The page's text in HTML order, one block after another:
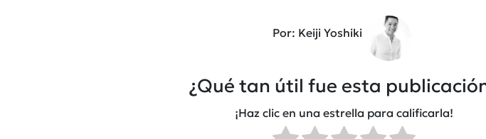
Por: Keiji Yoshiki
¿Qué tan útil fue esta
¡Haz clic en una estrella para calificarla!